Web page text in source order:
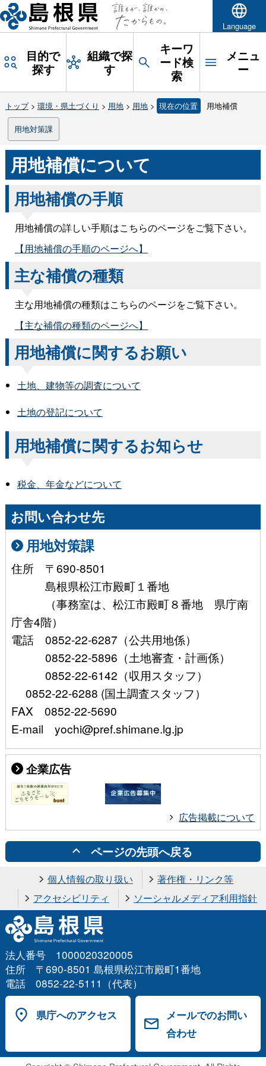
Language
目的で
探す
組織で探
す
キーワ
ード検
索
メニュ
ー
トップ> 環境・県土づくり > 用地> 用地> 現在の位置 用地補償
用地対策課
用地補償について
用地補償の手順
用地補償の詳しい手順はこちらのページをご覧下さい。
【用地補償の手順のページへ】
主な補償の種類
主な用地補償の種類はこちらのページをご覧下さい。
【主な補償の種類のページへ】
用地補償に関するお願い
土地、建物等の調査について
土地の登記について
用地補償に関するお知らせ
税金、年金などについて
お問い合わせ先
用地対策課
住所 〒690-8501
島根県松江市殿町１番地
（事務室は、松江市殿町８番地 県庁南
庁舎4階）
電話 0852-22-6287（公共用地係）
0852-22-5896（土地審査・計画係）
0852-22-6142（収用スタッフ）
0852-22-6288 (国土調査スタッフ）
FAX 0852-22-5690
E-mail yochi@pref.shimane.lg.jp
企業広告
広告掲載について
ページの先頭へ戻る
個人情報の取り扱い
著作権・リンク等
アクセシビリティ
ソーシャルメディア利用指針
法人番号 1000020320005
住所 〒690-8501 島根県松江市殿町1番地
電話 0852-22-5111（代表）
県庁へのアクセス
メールでのお問い
合わせ